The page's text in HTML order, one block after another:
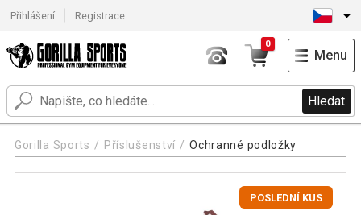
Přihlášení Registrace
Hledat
0
Menu
Gorilla Sports Příslušenství Ochranné podložky
POSLEDNÍ KUS